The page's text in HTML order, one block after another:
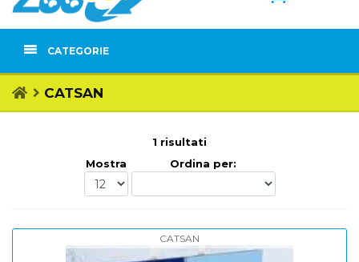
CATEGORIE
CATSAN
1 risultati
Mostra
Ordina per:
CATSAN